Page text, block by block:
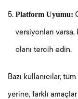
Platform Uyumu:
versiyonları varsa,
olanı tercih edin.
Bazı kullanıcılar,
yerine, farklı